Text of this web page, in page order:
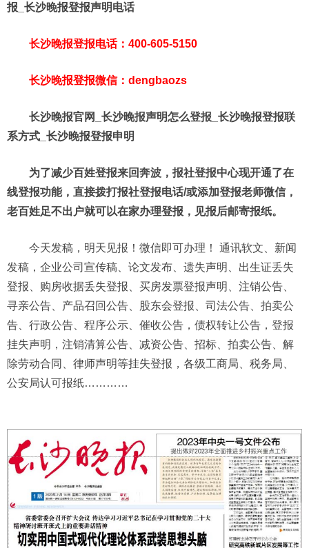
报_长沙晚报登报声明电话
长沙晚报登报电话：400-605-5150
长沙晚报登报微信：dengbaozs
长沙晚报官网_长沙晚报声明怎么登报_长沙晚报登报联
系方式_长沙晚报登报申明
为了减少百姓登报来回奔波，报社登报中心现开通了在
线登报功能，直接拨打报社登报电话/或添加登报老师微信，
老百姓足不出户就可以在家办理登报，见报后邮寄报纸。
今天发稿，明天见报！微信即可办理！ 通讯软文、新闻
发稿，企业公司宣传稿、论文发布、遗失声明、出生证丢失
登报、购房收据丢失登报、买房发票登报声明、注销公告、
寻亲公告、产品召回公告、股东会登报、司法公告、拍卖公
告、行政公告、程序公示、催收公告，债权转让公告，登报
挂失声明，注销清算公告、减资公告、招标、拍卖公告、解
除劳动合同、律师声明等挂失登报，各级工商局、税务局、
公安局认可报纸…………